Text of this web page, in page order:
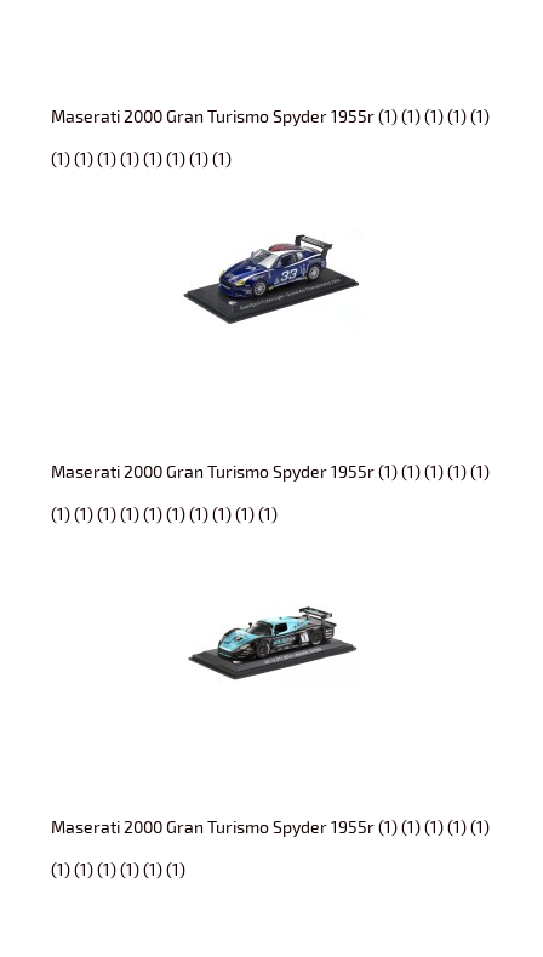
Maserati 2000 Gran Turismo Spyder 1955r (1) (1) (1) (1) (1)
(1) (1) (1) (1) (1) (1) (1) (1)
Maserati 2000 Gran Turismo Spyder 1955r (1) (1) (1) (1) (1)
(1) (1) (1) (1) (1) (1) (1) (1) (1) (1)
Maserati 2000 Gran Turismo Spyder 1955r (1) (1) (1) (1) (1)
(1) (1) (1) (1) (1) (1)